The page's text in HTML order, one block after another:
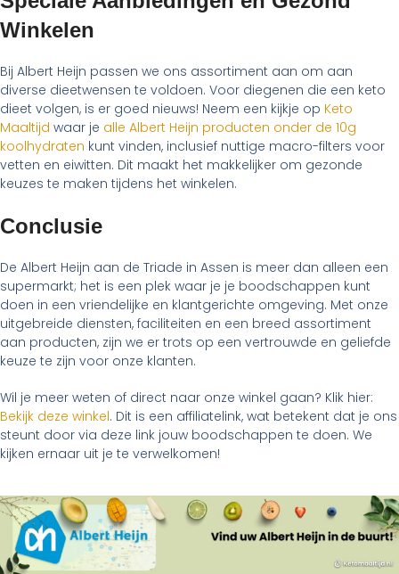
Winkelen
Bij Albert Heijn passen we ons assortiment aan om aan
diverse dieetwensen te voldoen. Voor diegenen die een keto
dieet volgen, is er goed nieuws! Neem een kijkje op Keto
Maaltijd waar je alle Albert Heijn producten onder de 10g
koolhydraten kunt vinden, inclusief nuttige macro-filters voor
vetten en eiwitten. Dit maakt het makkelijker om gezonde
keuzes te maken tijdens het winkelen.
Conclusie
De Albert Heijn aan de Triade in Assen is meer dan alleen een
supermarkt; het is een plek waar je je boodschappen kunt
doen in een vriendelijke en klantgerichte omgeving. Met onze
uitgebreide diensten, faciliteiten en een breed assortiment
aan producten, zijn we er trots op een vertrouwde en geliefde
keuze te zijn voor onze klanten.
Wil je meer weten of direct naar onze winkel gaan? Klik hier:
Bekijk deze winkel. Dit is een affiliatelink, wat betekent dat je ons
steunt door via deze link jouw boodschappen te doen. We
kijken ernaar uit je te verwelkomen!